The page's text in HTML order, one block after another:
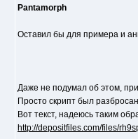
Pantamorph
Оставил бы для примера и
Даже не подумал об этом,
Просто скрипт был
Вот текст, надеюсь таким
http://depositfiles.com/files/